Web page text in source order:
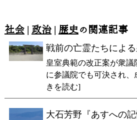
社会| 政治| 歴史の関連記事
戦前の亡霊たちによ
皇室典範の改正案が衆議
に参議院でも可決され
きを読む]
大石芳野『あすへの